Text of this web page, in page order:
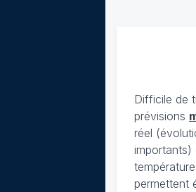
Difficile de
prévisions
réel
importants)
permettent